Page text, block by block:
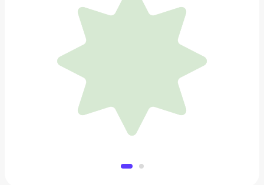
Набор косметических средств для тела и волос